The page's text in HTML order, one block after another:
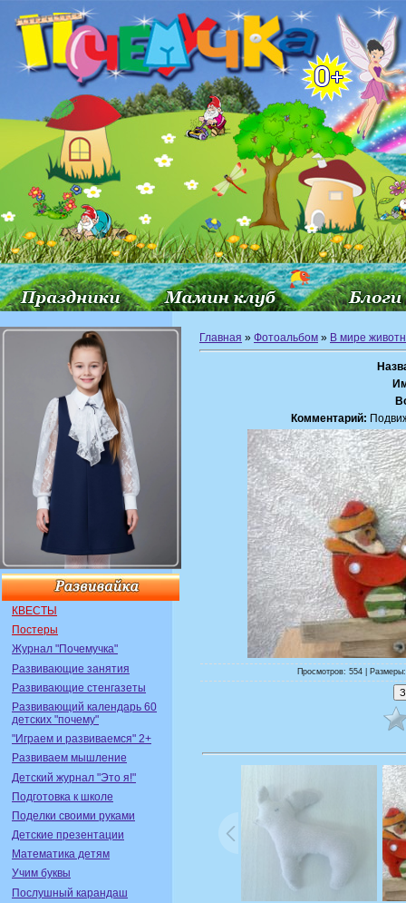
КВЕСТЫ
Постеры
Журнал "Почемучка"
Развивающие занятия
Развивающие стенгазеты
Развивающий календарь 60
детских "почему"
"Играем и развиваемся" 2+
Развиваем мышление
Детский журнал "Это я!"
Подготовка к школе
Поделки своими руками
Детские презентации
Математика детям
Учим буквы
Послушный карандаш
Главная » Фотоальбом » В мире
Комментарий:
Просмотров: 554 |